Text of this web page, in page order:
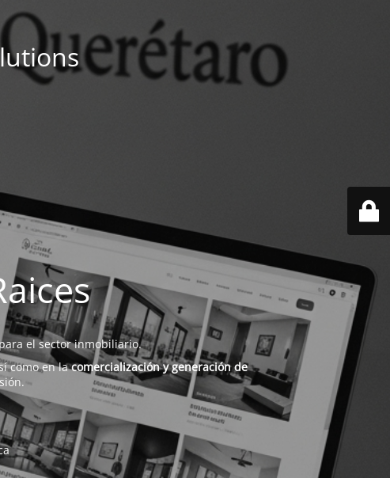
el sector inmobiliario.
como en lacomercialización y generación de